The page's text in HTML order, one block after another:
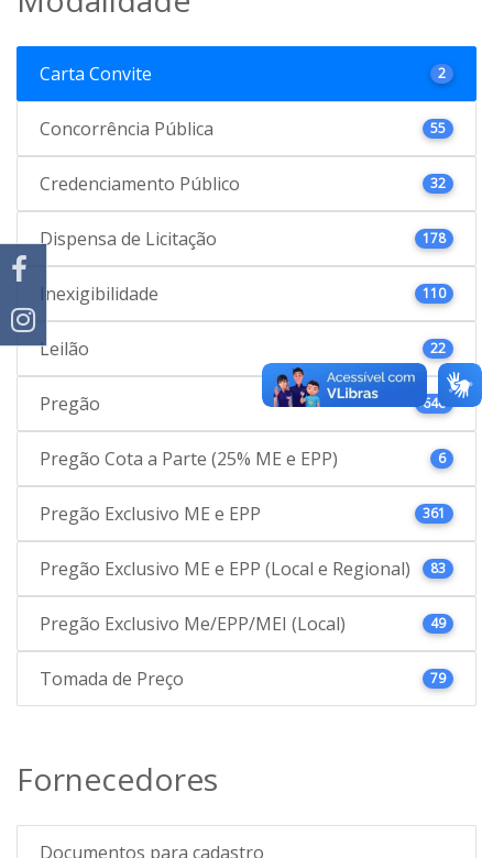
Carta Convite 2
Concorrência Pública 55
Credenciamento Público 32
Dispensa de Licitação 178
Inexigibilidade 110
Leilão 22
Pregão 646
Pregão Cota a Parte (25% ME e EPP) 6
Pregão Exclusivo ME e EPP 361
Pregão Exclusivo ME e EPP (Local e Regional) 83
Pregão Exclusivo Me/EPP/MEI (Local) 49
Tomada de Preço 79
Fornecedores
Documentos para cadastro